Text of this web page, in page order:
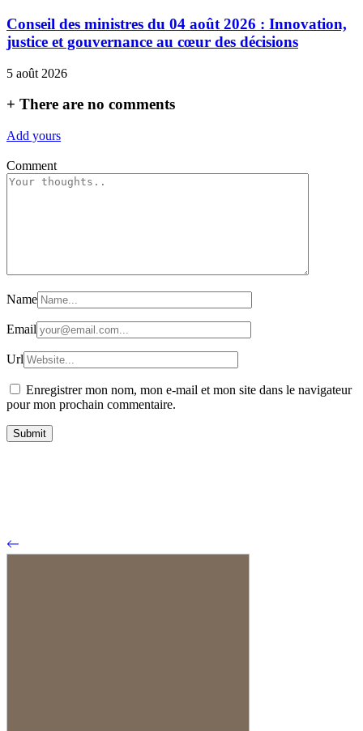
Conseil des ministres du 04 août 2026 : Innovation,
justice et gouvernance au cœur des décisions
5 août 2026
+ There are no comments
Add yours
Comment
Name
Email
Url
Enregistrer mon nom, mon e-mail et mon site dans le navigateur
pour mon prochain commentaire.